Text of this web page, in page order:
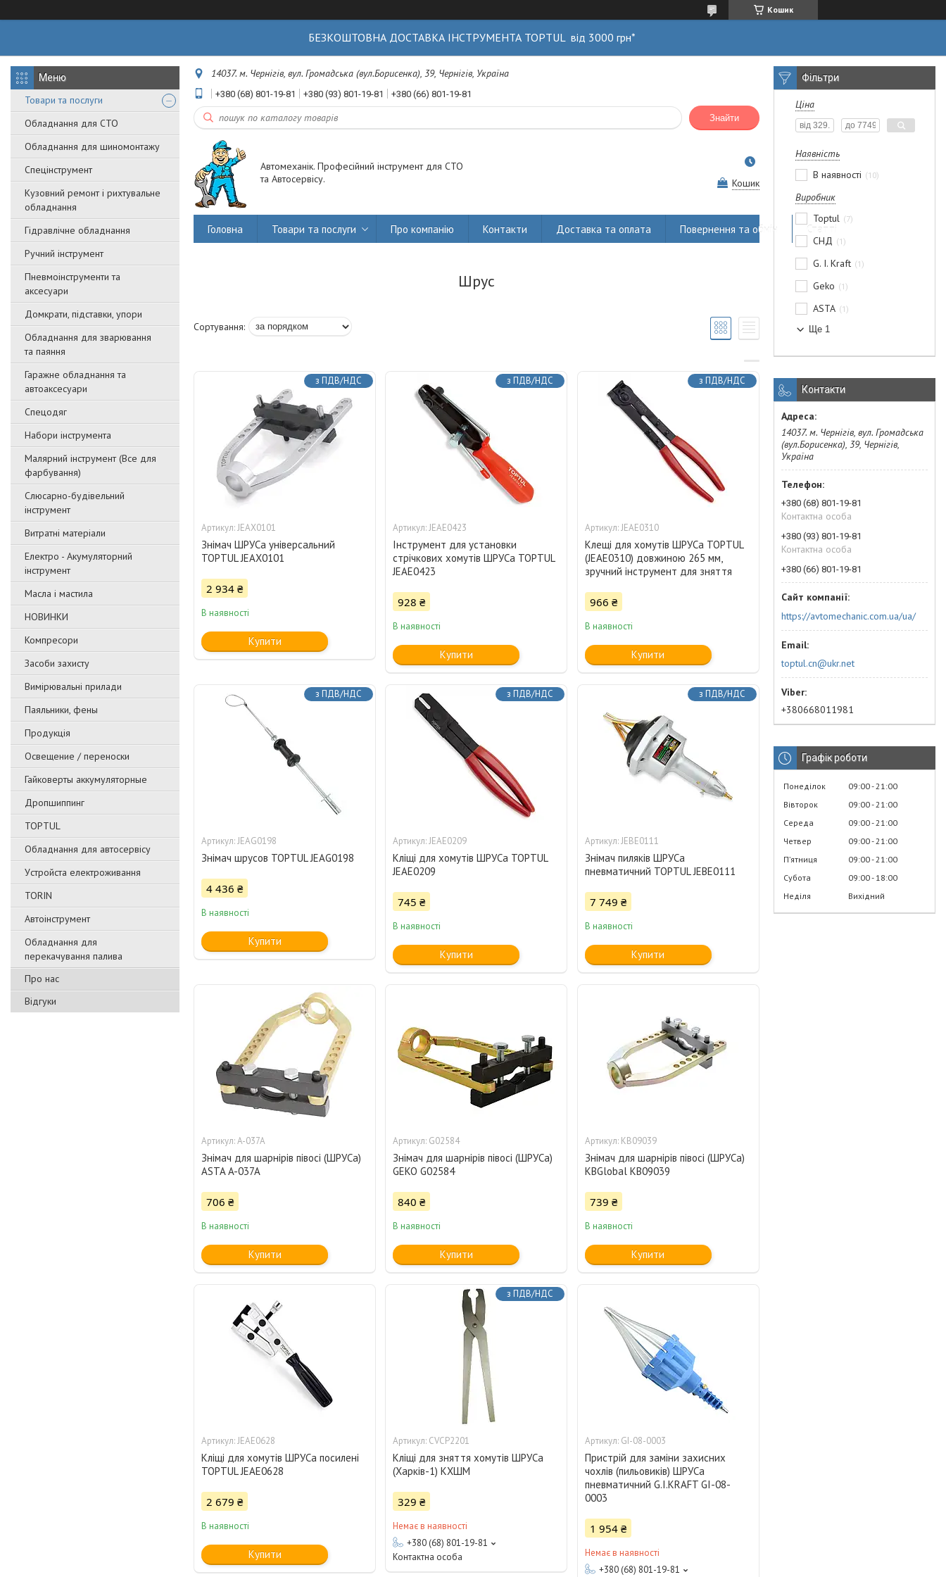
Кошик
БЕЗКОШТОВНА ДОСТАВКА ІНСТРУМЕНТА TOPTUL від 3000 грн*
Товари та послуги
Обладнання для СТО
Обладнання для шиномонтажу
Спецінструмент
Кузовний ремонт і рихтувальне
обладнання
Гідравлічне обладнання
Ручний інструмент
Пневмоінструменти та
аксесуари
Домкрати, підставки, упори
Обладнання для зварювання
та паяння
Гаражне обладнання та
автоаксесуари
Спецодяг
Набори інструмента
Малярний інструмент (Все для
фарбування)
Слюсарно-будівельний
інструмент
Витратні матеріали
Електро - Акумуляторний
інструмент
Масла і мастила
НОВИНКИ
Компресори
Засоби захисту
Вимірювальні прилади
Паяльники, фены
Продукція
Освещение / переноски
Гайковерты аккумуляторные
Дропшиппинг
TOPTUL
Обладнання для автосервісу
Уcтpoйстa елeктpoживання
TORIN
Автоінструмент
Обладнання для
перекачування палива
Про нас
Відгуки
14037. м. Чернігів, вул. Громадська (вул.Борисенка), 39, Чернігів, Україна
+380 (68) 801-19-81 +380 (93) 801-19-81 +380 (66) 801-19-81
Знайти
Автомеханік. Професійний інструмент для СТО
та Автосервісу.
Кошик
Головна Товари та послуги Про компанію Контакти Доставка та оплата Повернення та обмін Статті
Шрус
з ПДВ/НДС
JEAX0101
Знімач ШРУСа універсальний
TOPTUL JEAX0101
2 934 ₴
В наявності
Купити
з ПДВ/НДС
JEAE0423
Інструмент для установки
стрічкових хомутів ШРУСа TOPTUL
JEAE0423
928 ₴
В наявності
Купити
з ПДВ/НДС
JEAE0310
Клещі для хомутів ШРУСа TOPTUL
(JEAE0310) довжиною 265 мм,
зручний інструмент для зняття
966 ₴
В наявності
Купити
з ПДВ/НДС
JEAG0198
Знімач шрусов TOPTUL JEAG0198
4 436 ₴
В наявності
Купити
з ПДВ/НДС
JEAE0209
Кліщі для хомутів ШРУСа TOPTUL
JEAE0209
745 ₴
В наявності
Купити
з ПДВ/НДС
JEBE0111
Знімач пиляків ШРУСа
пневматичний TOPTUL JEBE0111
7 749 ₴
В наявності
Купити
A-037A
Знімач для шарнірів півосі (ШРУСа)
ASTA A-037A
706 ₴
В наявності
Купити
G02584
Знімач для шарнірів півосі (ШРУСа)
GEKO G02584
840 ₴
В наявності
Купити
KB09039
Знімач для шарнірів півосі (ШРУСа)
KBGlobal KB09039
739 ₴
В наявності
Купити
JEAE0628
Кліщі для хомутів ШРУСа посилені
TOPTUL JEAE0628
2 679 ₴
В наявності
Купити
з ПДВ/НДС
CVCP2201
Кліщі для зняття хомутів ШРУСа
(Харків-1) КХШМ
329 ₴
Немає в наявності
+380 (68) 801-19-81
Контактна особа
GI-08-0003
Пристрій для заміни захисних
чохлів (пильовиків) ШРУСа
пневматичний G.I.KRAFT GI-08-
0003
1 954 ₴
Немає в наявності
+380 (68) 801-19-81
Фільтри
Ціна
Наявність
В наявності
10
Виробник
Toptul
7
СНД 1
G. I. Kraft 1
Geko 1
ASTA 1
Ще 1
Контакти
14037. м. Чернігів, вул. Громадська
(вул.Борисенка), 39, Чернігів,
Україна
+380 (68) 801-19-81
Контактна особа
+380 (93) 801-19-81
Контактна особа
+380 (66) 801-19-81
https://avtomechanic.com.ua/ua/
toptul.cn@ukr.net
+380668011981
Графік роботи
Понеділок 09:00 21:00
Вівторок
09:00 21:00
Середа
09:00 21:00
Четвер
09:00 21:00
Пʼятниця
09:00 21:00
Субота
09:00 18:00
Неділя
Вихідний